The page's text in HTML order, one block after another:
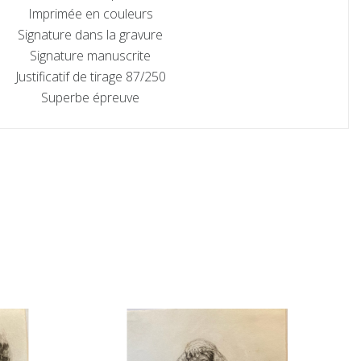
Imprimée en couleurs
Signature dans la gravure
Signature manuscrite
Justificatif de tirage 87/250
Superbe épreuve